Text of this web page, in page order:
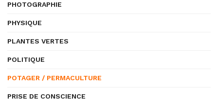
PHOTOGRAPHIE
PHYSIQUE
PLANTES VERTES
POLITIQUE
POTAGER / PERMACULTURE
PRISE DE CONSCIENCE